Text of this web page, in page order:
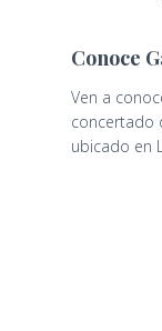
Conoce
Ven a
concertado
ubicado en